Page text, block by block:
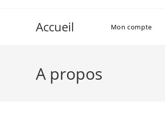
Accueil Mon compte
A propos